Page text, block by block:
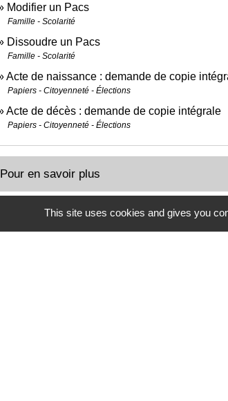
Modifier un Pacs
Famille - Scolarité
Dissoudre un Pacs
Famille - Scolarité
Acte de naissance : demande de copie
Papiers - Citoyenneté - Élections
Acte de décès : demande de copie intégrale
Papiers - Citoyenneté - Élections
Pour en savoir plus
Couples en Europeopen_in_new
This site uses cookies and gives you